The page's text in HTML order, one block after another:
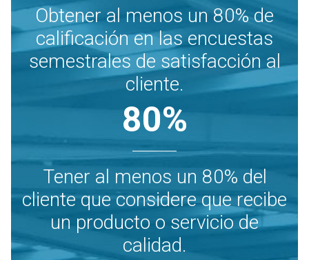
Obtener al menos un 80% de
calificación en las encuestas
semestrales de satisfacción al
cliente.
80%
Tener al menos un 80% del
cliente que considere que recibe
un producto o servicio de
calidad.